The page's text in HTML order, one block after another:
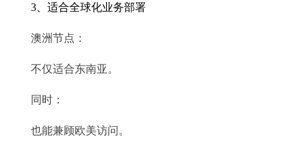
3、适合全球化业务部署
澳洲节点：
不仅适合东南亚。
同时：
也能兼顾欧美访问。